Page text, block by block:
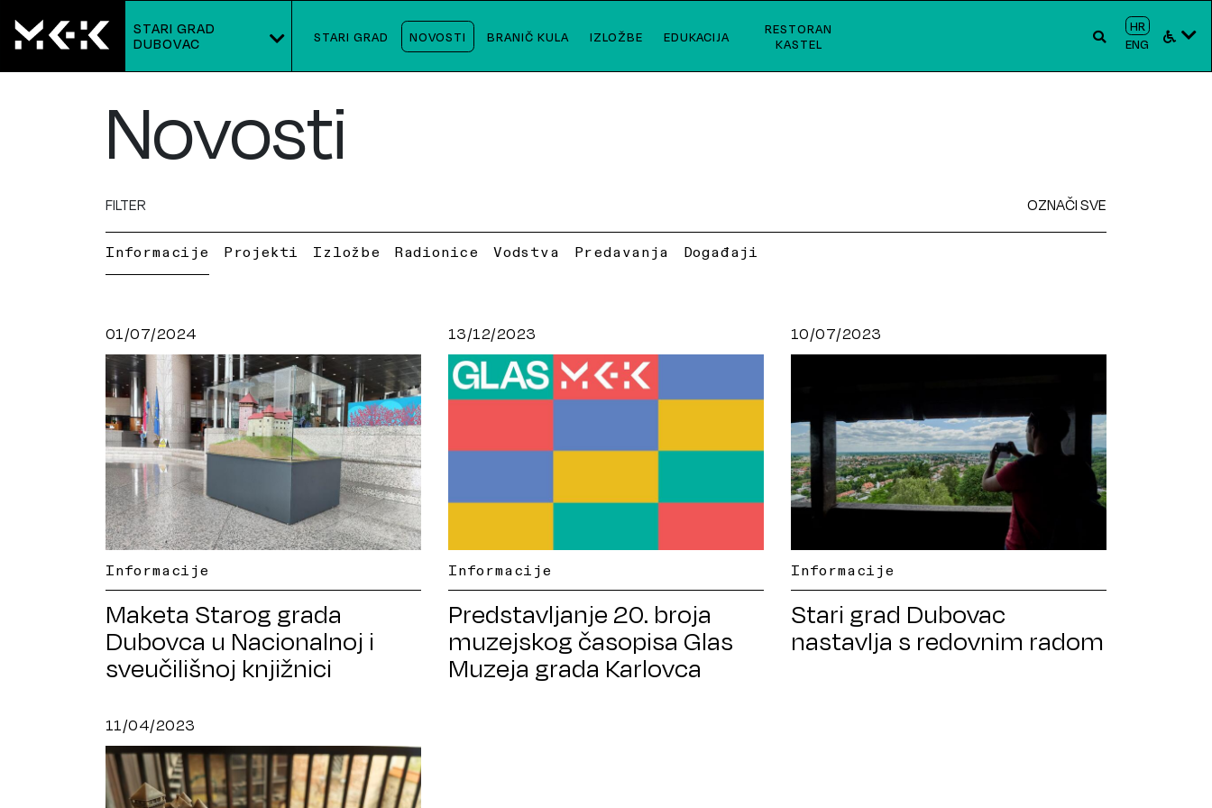
STARI GRAD
DUBOVAC
STARI GRAD NOVOSTI BRANIČ KULA IZLOŽBE EDUKACIJA
RESTORAN
KASTEL
HR
ENG
Novosti
FILTER OZNAČI SVE
Informacije Projekti Izložbe Radionice Vodstva Predavanja Događaji
01/07/2024
Informacije
Maketa Starog grada
Dubovca u Nacionalnoj i
sveučilišnoj knjižnici
13/12/2023
Informacije
Predstavljanje 20. broja
muzejskog časopisa Glas
Muzeja grada Karlovca
10/07/2023
Informacije
Stari grad Dubovac
nastavlja s redovnim radom
11/04/2023